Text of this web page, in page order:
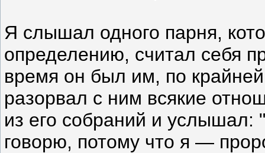
Я слышал одного парня,
определению, считал себя
время он был им, по
разорвал с ним всякие
из его собраний и
говорю, потому что я —